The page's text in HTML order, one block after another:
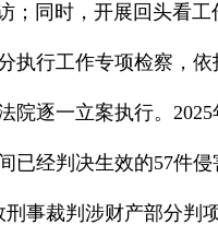
；同时，开展回头看
执行工作专项检察，
逐一立案执行。2025
已经判决生效的57件
事裁判涉财产部分判